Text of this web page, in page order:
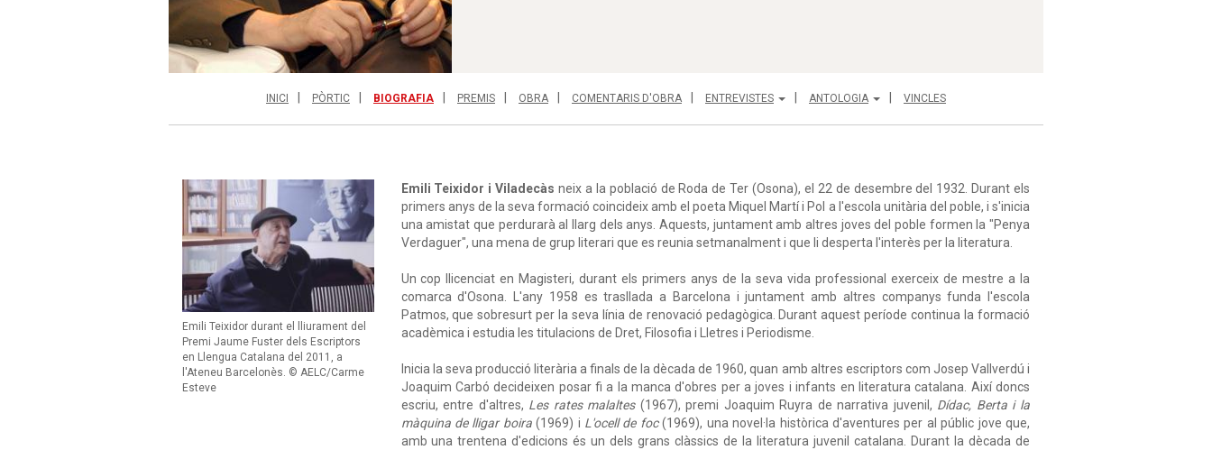
INICI PÒRTIC BIOGRAFIA PREMIS OBRA COMENTARIS D'OBRA ENTREVISTES ANTOLOGIA VINCLES
Emili Teixidor durant el lliurament del
Premi Jaume Fuster dels Escriptors
en Llengua Catalana del 2011, a
l'Ateneu Barcelonès. © AELC/Carme
Esteve
Emili Teixidor i Viladecàs neix a la població de Roda de Ter (Osona), el 22 de desembre del 1932. Durant els
primers anys de la seva formació coincideix amb el poeta Miquel Martí i Pol a l'escola unitària del poble, i s'inicia
una amistat que perdurarà al llarg dels anys. Aquests, juntament amb altres joves del poble formen la "Penya
Verdaguer", una mena de grup literari que es reunia setmanalment i que li desperta l'interès per la literatura.
Un cop llicenciat en Magisteri, durant els primers anys de la seva vida professional exerceix de mestre a la
comarca d'Osona. L'any 1958 es trasllada a Barcelona i juntament amb altres companys funda l'escola
Patmos, que sobresurt per la seva línia de renovació pedagògica. Durant aquest període continua la formació
acadèmica i estudia les titulacions de Dret, Filosofia i Lletres i Periodisme.
Inicia la seva producció literària a finals de la dècada de 1960, quan amb altres escriptors com Josep Vallverdú i
Joaquim Carbó decideixen posar fi a la manca d'obres per a joves i infants en literatura catalana. Així doncs
escriu, entre d'altres, Les rates malaltes(1967), premi Joaquim Ruyra de narrativa juvenil, Dídac, Berta i la
màquina de lligar boira(1969) i L'ocell de foc(1969), una novel·la històrica d'aventures per al públic jove que,
amb una trentena d'edicions és un dels grans clàssics de la literatura juvenil catalana. Durant la dècada de